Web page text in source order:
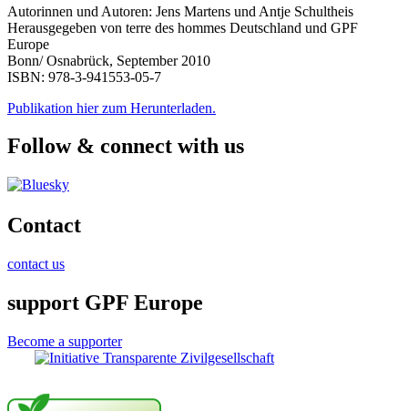
Autorinnen und Autoren: Jens Martens und Antje Schultheis
Herausgegeben von terre des hommes Deutschland und GPF
Europe
Bonn/ Osnabrück, September 2010
ISBN: 978-3-941553-05-7
Publikation hier zum Herunterladen.
Follow & connect with us
Contact
contact us
support GPF Europe
Become a supporter